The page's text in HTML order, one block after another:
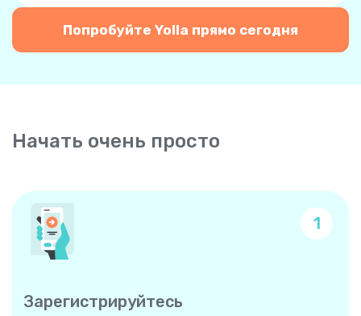
Попробуйте Yolla прямо сегодня
Начать очень просто
1
Зарегистрируйтесь